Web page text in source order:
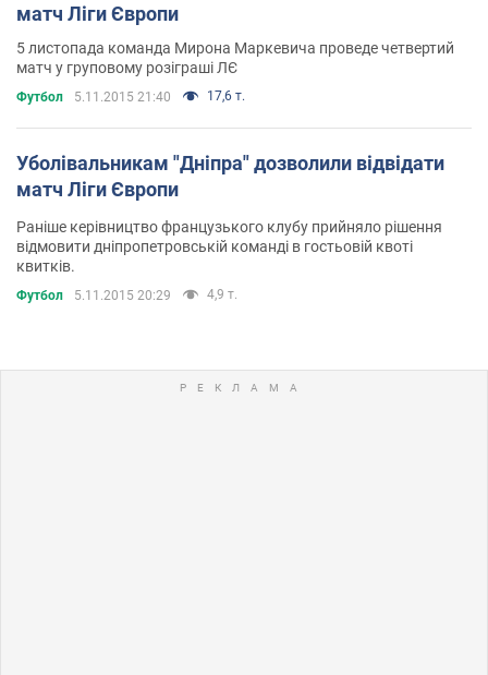
матч Ліги Європи
5 листопада команда Мирона Маркевича проведе четвертий
матч у груповому розіграші ЛЄ
Футбол 5.11.2015 21:40 17,6 т.
Уболівальникам "Дніпра" дозволили відвідати
матч Ліги Європи
Раніше керівництво французького клубу прийняло рішення
відмовити дніпропетровській команді в гостьовій квоті
квитків.
Футбол 5.11.2015 20:29 4,9 т.